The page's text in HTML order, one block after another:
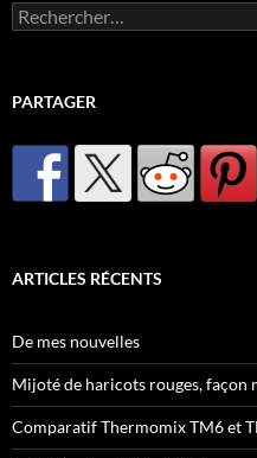
Rechercher :
PARTAGER
ARTICLES RÉCENTS
De mes nouvelles
Mijoté de haricots rouges, façon
Comparatif Thermomix TM6 et